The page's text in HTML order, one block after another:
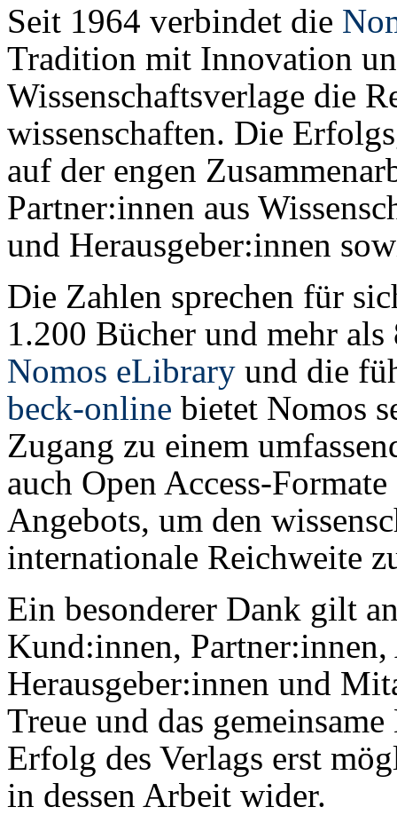
Seit 1964 verbindet die
Tradition mit Innovation
Wissenschaftsverlage die
wissen­schaften. Die
auf der engen
Partner:innen aus
und Herausgeber:innen
Die Zahlen sprechen für
1.200 Bücher und mehr
Nomos eLibrary und die
beck-online bietet Nomos
Zugang zu einem
auch Open Access-
Angebots, um den
internationale Reichweite
Ein besonderer Dank gilt
Kund:innen,
Herausgeber:innen und
Treue und das
Erfolg des Verlags erst
in dessen Arbeit wider.